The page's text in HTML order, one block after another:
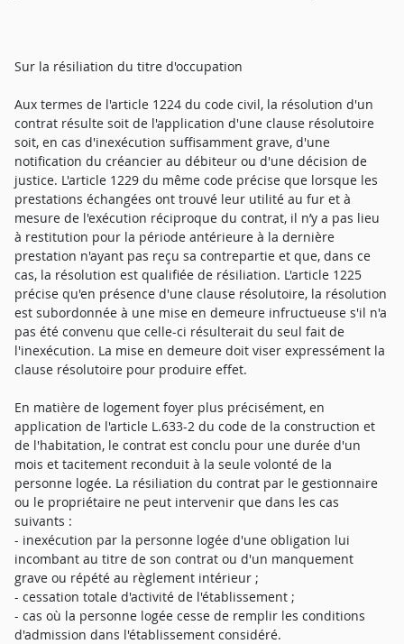
Sur la résiliation du titre d'occupation
Aux termes de l'article 1224 du code civil, la résolution d'un
contrat résulte soit de l'application d'une clause résolutoire
soit, en cas d'inexécution suffisamment grave, d'une
notification du créancier au débiteur ou d'une décision de
justice. L'article 1229 du même code précise que lorsque les
prestations échangées ont trouvé leur utilité au fur et à
mesure de l'exécution réciproque du contrat, il n’y a pas lieu
à restitution pour la période antérieure à la dernière
prestation n'ayant pas reçu sa contrepartie et que, dans ce
cas, la résolution est qualifiée de résiliation. L'article 1225
précise qu'en présence d'une clause résolutoire, la résolution
est subordonnée à une mise en demeure infructueuse s'il n'a
pas été convenu que celle-ci résulterait du seul fait de
l'inexécution. La mise en demeure doit viser expressément la
clause résolutoire pour produire effet.
En matière de logement foyer plus précisément, en
application de l'article L.633-2 du code de la construction et
de l'habitation, le contrat est conclu pour une durée d'un
mois et tacitement reconduit à la seule volonté de la
personne logée. La résiliation du contrat par le gestionnaire
ou le propriétaire ne peut intervenir que dans les cas
suivants :
- inexécution par la personne logée d'une obligation lui
incombant au titre de son contrat ou d'un manquement
grave ou répété au règlement intérieur ;
- cessation totale d'activité de l'établissement ;
- cas où la personne logée cesse de remplir les conditions
d'admission dans l'établissement considéré.